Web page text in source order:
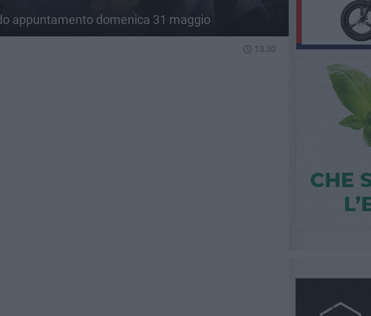
appuntamento domenica 31 maggio
13.30